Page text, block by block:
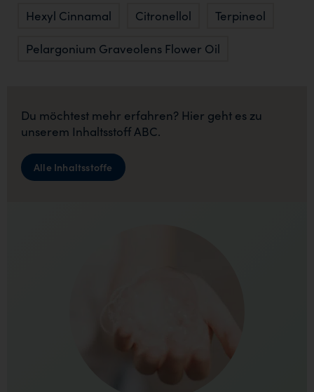
Hexyl Cinnamal Citronellol Terpineol
Pelargonium Graveolens Flower Oil
Du möchtest mehr erfahren? Hier geht es zu
unserem Inhaltsstoff ABC.
Alle Inhaltsstoffe